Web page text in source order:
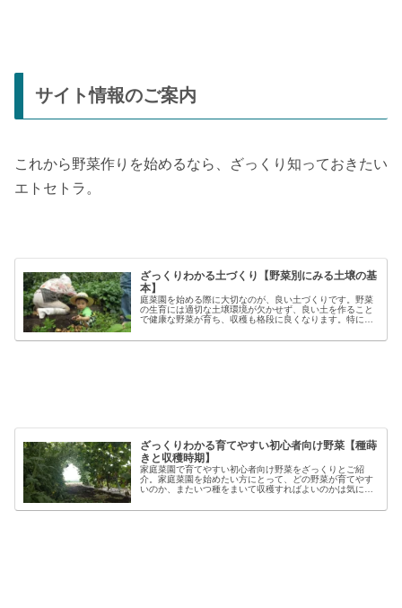
サイト情報のご案内
これから野菜作りを始めるなら、ざっくり知っておきたい
エトセトラ。
ざっくりわかる土づくり【野菜別にみる土壌の基
本】
庭菜園を始める際に大切なのが、良い土づくりです。野菜
の生育には適切な土壌環境が欠かせず、良い土を作ること
で健康な野菜が育ち、収穫も格段に良くなります。特に初
家庭菜園で失敗しないコツと言える...
ざっくりわかる育てやすい初心者向け野菜【種蒔
きと収穫時期】
家庭菜園で育てやすい初心者向け野菜をざっくりとご紹
介。家庭菜園を始めたい方にとって、どの野菜が育てやす
いのか、またいつ種をまいて収穫すればよいのかは気にな
類でも「早生」「中生」「晩生」など...